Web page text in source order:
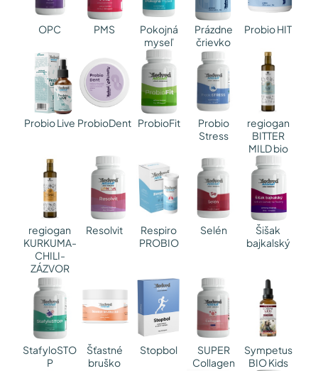
OPC PMS
Pokojná
myseľ
Prázdne
črievko
Probio HIT
Probio Live ProbioDent ProbioFit
Probio
Stress
regiogan
BITTER
MILD bio
regiogan
KURKUMA-
CHILI-
ZÁZVOR
Resolvit
Respiro
PROBIO
Selén
Šišak
bajkalský
StafyloSTO
P
Šťastné
bruško
Stopbol
SUPER
Collagen
Sympetus
BIO Kids